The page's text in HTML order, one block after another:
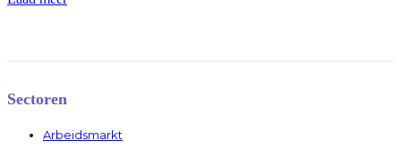
Sectoren
Arbeidsmarkt